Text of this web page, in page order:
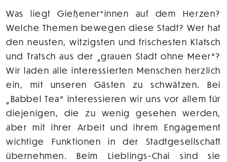
Was liegt Gießener*innen auf dem Herzen?
Welche Themen bewegen diese Stadt? Wer hat
den neusten, witzigsten und frischesten Klatsch
und Tratsch aus der „grauen Stadt ohne Meer“?
Wir laden alle interessierten Menschen herzlich
ein, mit unseren Gästen zu schwätzen. Bei
„Babbel Tea“ interessieren wir uns vor allem für
diejenigen, die zu wenig gesehen werden,
aber mit ihrer Arbeit und ihrem Engagement
wichtige Funktionen in der Stadtgesellschaft
übernehmen. Beim Lieblings-Chai sind sie